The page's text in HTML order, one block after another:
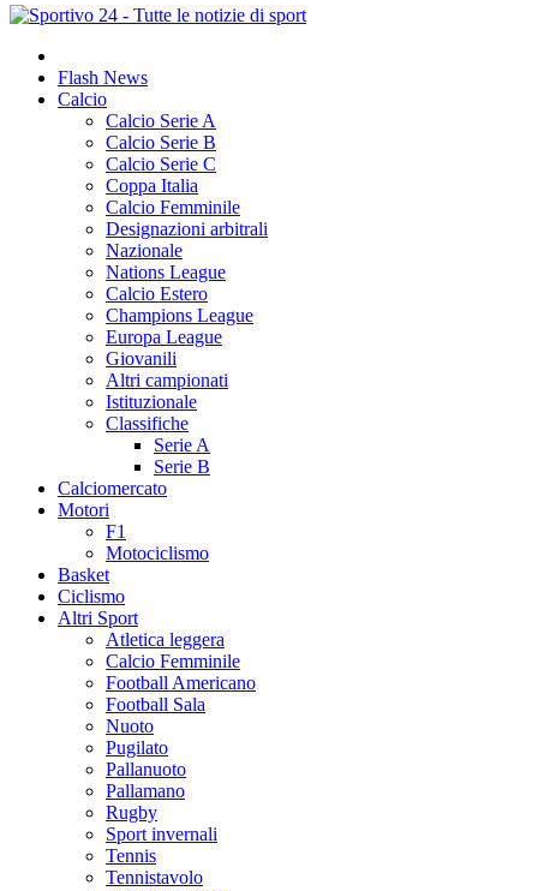
Flash News
Calcio
Calcio Serie A
Calcio Serie B
Calcio Serie C
Coppa Italia
Calcio Femminile
Designazioni arbitrali
Nazionale
Nations League
Calcio Estero
Champions League
Europa League
Giovanili
Altri campionati
Istituzionale
Classifiche
Serie A
Serie B
Calciomercato
Motori
F1
Motociclismo
Basket
Ciclismo
Altri Sport
Atletica leggera
Calcio Femminile
Football Americano
Football Sala
Nuoto
Pugilato
Pallanuoto
Pallamano
Rugby
Sport invernali
Tennis
Tennistavolo